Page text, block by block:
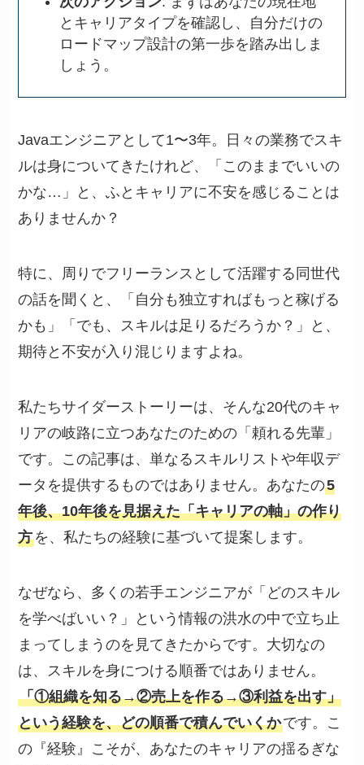
とキャリアタイプを確認し、自分だけの
ロードマップ設計の第一歩を踏み出しま
しょう。
Javaエンジニアとして1〜3年。日々の業務でスキ
ルは身についてきたけれど、「このままでいいの
かな…」と、ふとキャリアに不安を感じることは
ありませんか？
特に、周りでフリーランスとして活躍する同世代
の話を聞くと、「自分も独立すればもっと稼げる
かも」「でも、スキルは足りるだろうか？」と、
期待と不安が入り混じりますよね。
私たちサイダーストーリーは、そんな20代のキャ
リアの岐路に立つあなたのための「頼れる先輩」
です。この記事は、単なるスキルリストや年収デ
ータを提供するものではありません。あなたの5
年後、10年後を見据えた「キャリアの軸」の作り
方を、私たちの経験に基づいて提案します。
なぜなら、多くの若手エンジニアが「どのスキル
を学べばいい？」という情報の洪水の中で立ち止
まってしまうのを見てきたからです。大切なの
は、スキルを身につける順番ではありません。
「①組織を知る→②売上を作る→③利益を出す」
という経験を、どの順番で積んでいくかです。こ
の『経験』こそが、あなたのキャリアの揺るぎな